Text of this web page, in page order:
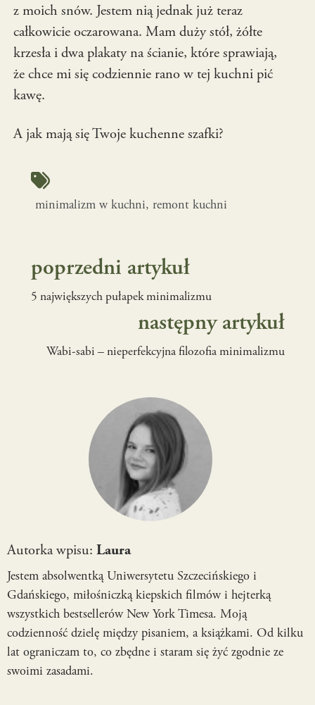
z moich snów. Jestem nią jednak już teraz
całkowicie oczarowana. Mam duży stół, żółte
krzesła i dwa plakaty na ścianie, które sprawiają,
że chce mi się codziennie rano w tej kuchni pić
kawę.
A jak mają się Twoje kuchenne szafki?
minimalizm w kuchni, remont kuchni
poprzedni artykuł
5 największych pułapek minimalizmu
następny artykuł
Wabi-sabi – nieperfekcyjna filozofia minimalizmu
Autorka wpisu: Laura
Jestem absolwentką Uniwersytetu Szczecińskiego i
Gdańskiego, miłośniczką kiepskich filmów i hejterką
wszystkich bestsellerów New York Timesa. Moją
codzienność dzielę między pisaniem, a książkami. Od kilku
lat ograniczam to, co zbędne i staram się żyć zgodnie ze
swoimi zasadami.